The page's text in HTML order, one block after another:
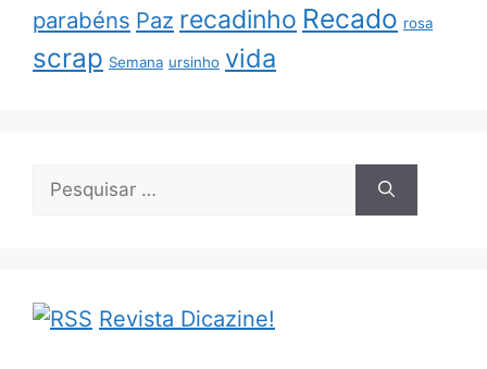
parabéns Paz recadinho Recado rosa
scrap Semana ursinho vida
Pesquisar
Revista Dicazine!